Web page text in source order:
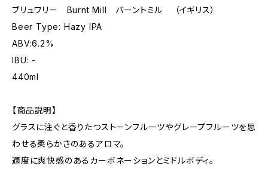
ブリュワリー Burnt Mill バーントミル （イギリス）
Beer Type: Hazy IPA
ABV:6.2%
IBU: -
440ml
【商品説明】
グラスに注ぐと香りたつストーンフルーツやグレープフルーツを思
わせる柔らかさのあるアロマ。
適度に爽快感のあるカーボネーションとミドルボディ。